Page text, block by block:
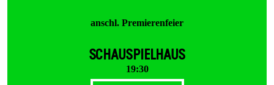
anschl. Premierenfeier
SCHAUSPIELHAUS
19:30